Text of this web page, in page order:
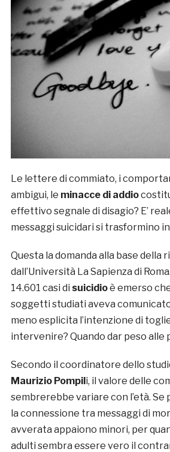
Le lettere di commiato, i
ambigui, le minacce di addio
effettivo segnale di disagio? E’
messaggi suicidari si trasformino
Questa la domanda alla base della
dall’Università La Sapienza di
14.601 casi di suicidioè emerso
soggetti studiati aveva
meno esplicita l’intenzione di
intervenire? Quando dar peso alle
Secondo il coordinatore dello
Maurizio Pompil i, il valore delle
sembrerebbe variare con l’età. Se
la connessione tra messaggi di
avverata appaiono minori, per
adulti sembra essere vero il